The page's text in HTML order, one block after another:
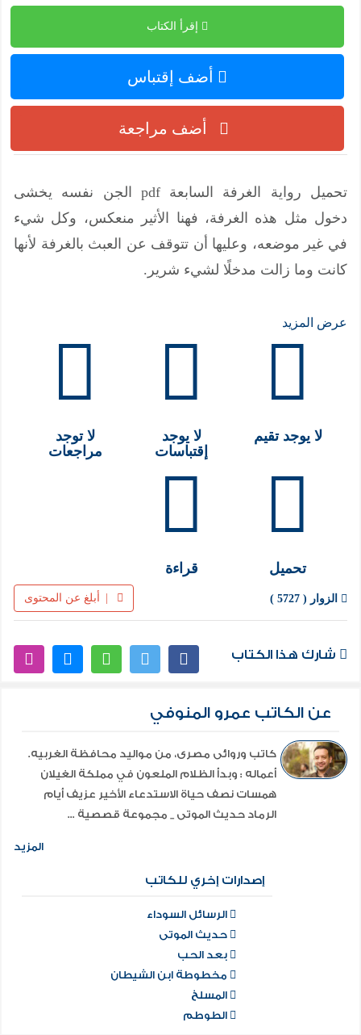
إقرأ الكتاب
أضف إقتباس
أضف مراجعة
تحميل رواية الغرفة السابعة pdf الجن نفسه يخشى
دخول مثل هذه الغرفة، فهنا الأثير منعكس، وكل شيء
في غير موضعه، وعليها أن تتوقف عن العبث بالغرفة لأنها
كانت وما زالت مدخلًا لشيء شرير.
تُعد الحكاية عن الغرفة السابعة، التي تُعتبر بوابة دخول
نحو الشر والخوف، قصة تحمل في طياتها الكثير من
اتخاذ القرار الغبي؟
يعبرها الإنسان. حيث يتوقف حتى الجن عن دخولها خوفًا
من ما يمكن أن يحدث. فالإثير ينعكس هناك بشكل
الشر. إن حماية هذه الغرفة ليست مسألة بسيطة، بل
هذه المهمة العظيمة والمرعبة في الوقت نفسه.
عرض المزيد
لا يوجد تقيم
لا يوجد
إقتباسات
لا توجد
مراجعات
تحميل قراءة
| أبلغ عن المحتوى الزوار ( 5727 )
شارك هذا الكتاب
عن الكاتب عمرو المنوفي
كاتب وروائى مصرى، من مواليد محافظة الغربيه.
أعماله : وبدأ الظلام الملعون في مملكة الغيلان
همسات نصف حياة الاستدعاء الأخير عزيف أيام
الرماد حديث الموتى _ مجموعة قصصية ...
المزيد
إصدارات إخري للكاتب
الرسائل السوداء
حديث الموتى
بعد الحب
مخطوطة ابن الشيطان
المسلخ
‫الطوطم